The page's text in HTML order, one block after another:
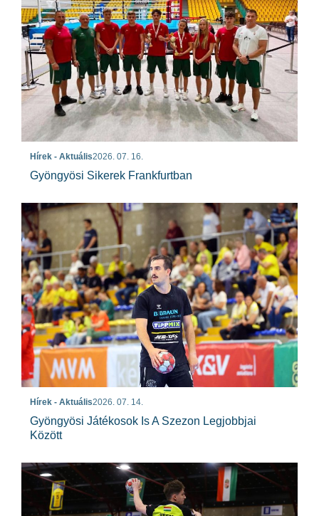
Hírek - Aktuális2026. 07. 16.
Gyöngyösi Sikerek Frankfurtban
Hírek - Aktuális2026. 07. 14.
Gyöngyösi Játékosok Is A Szezon Legjobbjai
Között